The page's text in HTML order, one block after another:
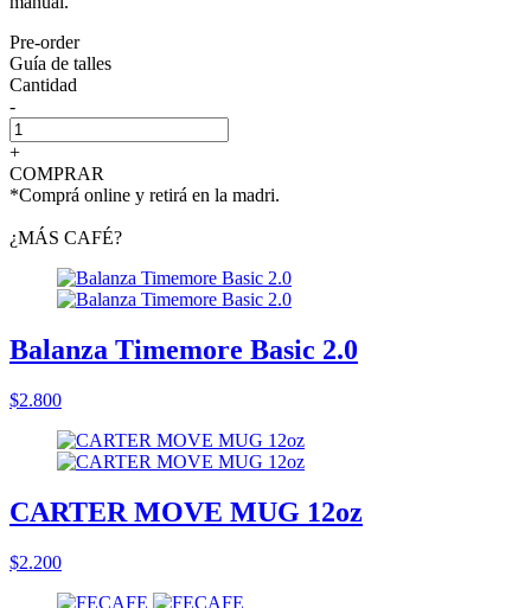
Pre-order
Guía de talles
Cantidad
-
+
COMPRAR
*Comprá online y retirá en la madri.
¿MÁS CAFÉ?
Balanza Timemore Basic 2.0
$2.800
CARTER MOVE MUG 12oz
$2.200